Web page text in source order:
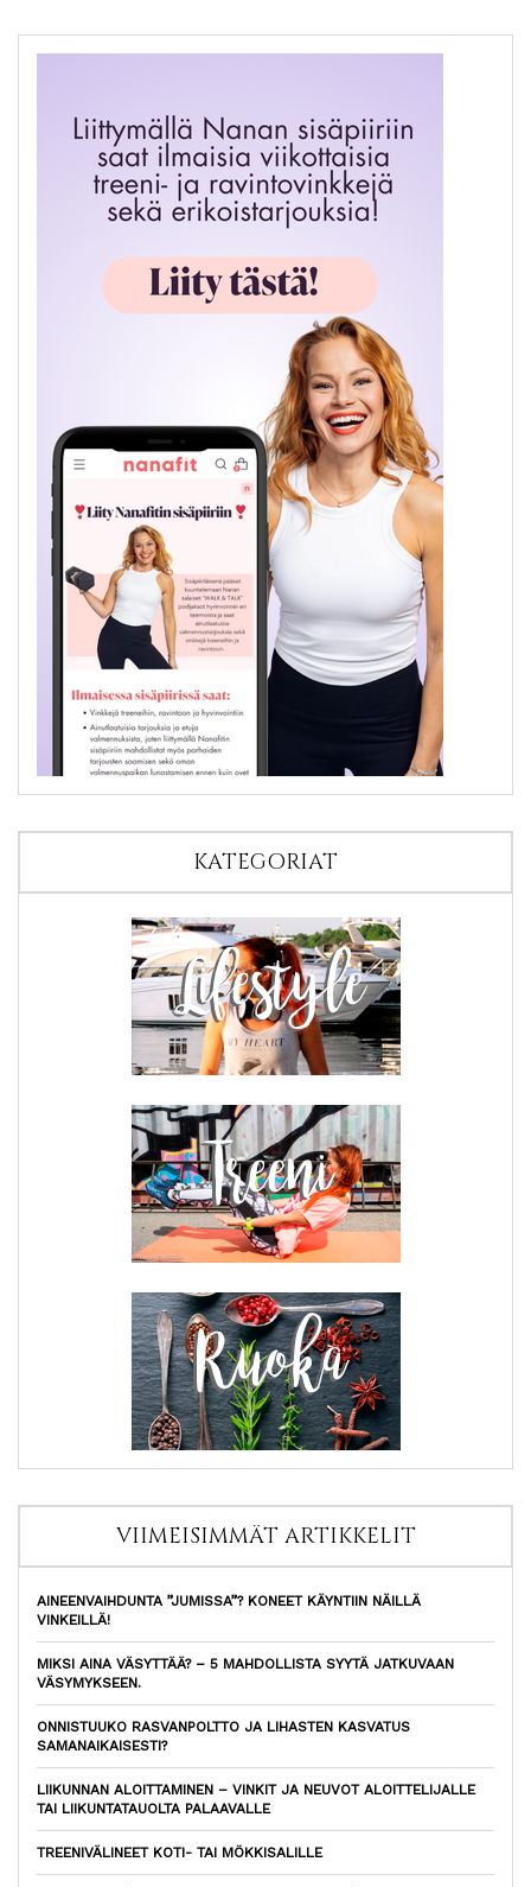
KATEGORIAT
VIIMEISIMMÄT ARTIKKELIT
AINEENVAIHDUNTA ”JUMISSA”? KONEET KÄYNTIIN NÄILLÄ
VINKEILLÄ!
MIKSI AINA VÄSYTTÄÄ? – 5 MAHDOLLISTA SYYTÄ JATKUVAAN
VÄSYMYKSEEN.
ONNISTUUKO RASVANPOLTTO JA LIHASTEN KASVATUS
SAMANAIKAISESTI?
LIIKUNNAN ALOITTAMINEN – VINKIT JA NEUVOT ALOITTELIJALLE
TAI LIIKUNTATAUOLTA PALAAVALLE
TREENIVÄLINEET KOTI- TAI MÖKKISALILLE